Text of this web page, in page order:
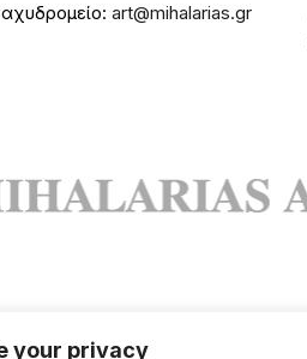
your privacy
art@mihalarias.gr